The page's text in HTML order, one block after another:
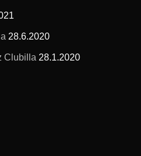
28.6.2020
Clubilla 28.1.2020